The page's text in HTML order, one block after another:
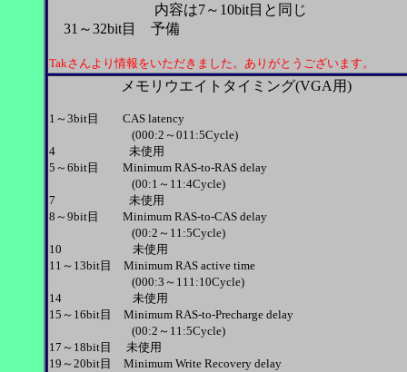
内容は7～10bit目と同じ
31～32bit目 予備
Takさんより情報をいただきました。ありがとうございます。
メモリウエイトタイミング(VGA用)
1～3bit目 CAS latency
(000:2～011:5Cycle)
4 未使用
5～6bit目 Minimum RAS-to-RAS delay
(00:1～11:4Cycle)
7 未使用
8～9bit目 Minimum RAS-to-CAS delay
(00:2～11:5Cycle)
10 未使用
11～13bit目 Minimum RAS active time
(000:3～111:10Cycle)
14 未使用
15～16bit目 Minimum RAS-to-Precharge delay
(00:2～11:5Cycle)
17～18bit目 未使用
19～20bit目 Minimum Write Recovery delay